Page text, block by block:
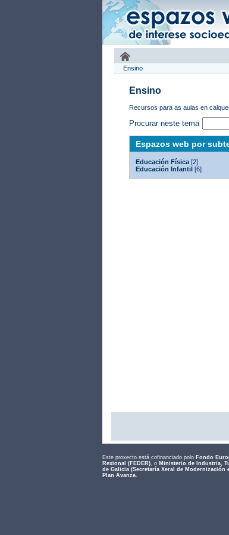
Ensino
Ensino
Recursos para as aulas en
Procurar neste tema
Espazos web por
Educación Física [2]
Educación Infantil [6]
Este proxecto está cofinanciado polo Fondo
Rexional (FEDER), o Ministerio de Industria,
de Galicia (Secretaría Xeral de Modernización
Plan Avanza.